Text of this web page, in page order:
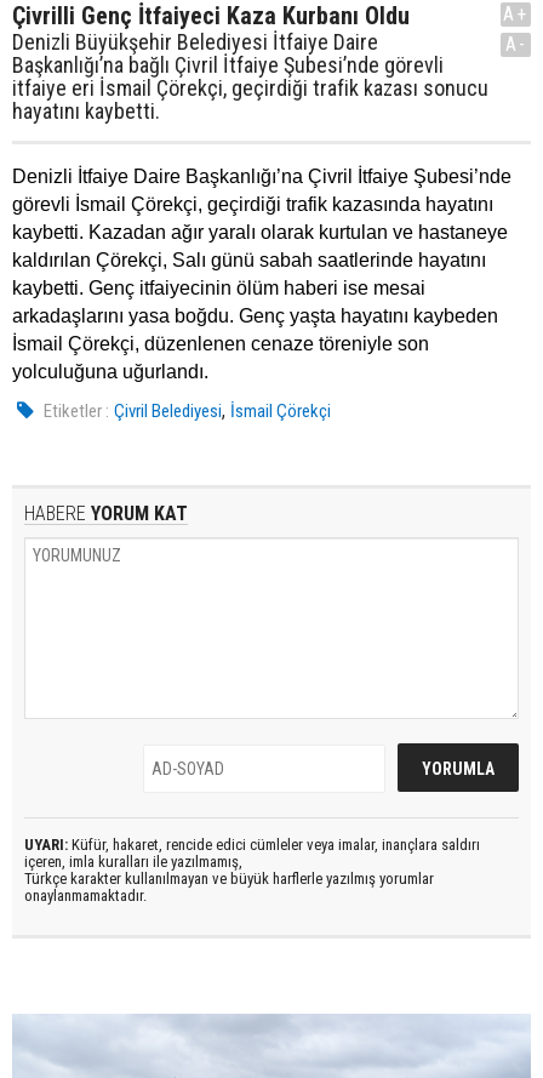
Çivrilli Genç İtfaiyeci Kaza Kurbanı Oldu
Denizli Büyükşehir Belediyesi İtfaiye Daire
Başkanlığı’na bağlı Çivril İtfaiye Şubesi’nde görevli
itfaiye eri İsmail Çörekçi, geçirdiği trafik kazası sonucu
hayatını kaybetti.
A+
A-
Denizli İtfaiye Daire Başkanlığı’na Çivril İtfaiye Şubesi’nde
görevli İsmail Çörekçi, geçirdiği trafik kazasında hayatını
kaybetti. Kazadan ağır yaralı olarak kurtulan ve hastaneye
kaldırılan Çörekçi, Salı günü sabah saatlerinde hayatını
kaybetti. Genç itfaiyecinin ölüm haberi ise mesai
arkadaşlarını yasa boğdu. Genç yaşta hayatını kaybeden
İsmail Çörekçi, düzenlenen cenaze töreniyle son
yolculuğuna uğurlandı.
Etiketler : Çivril Belediyesi, İsmail Çörekçi
HABERE YORUM KAT
UYARI: Küfür, hakaret, rencide edici cümleler veya imalar, inançlara saldırı
içeren, imla kuralları ile yazılmamış,
Türkçe karakter kullanılmayan ve büyük harflerle yazılmış yorumlar
onaylanmamaktadır.